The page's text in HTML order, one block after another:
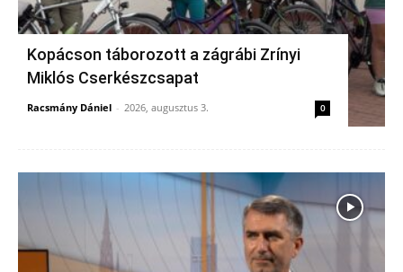
Kopácson táborozott a zágrábi Zrínyi
Miklós Cserkészcsapat
Racsmány Dániel - 2026, augusztus 3. 0